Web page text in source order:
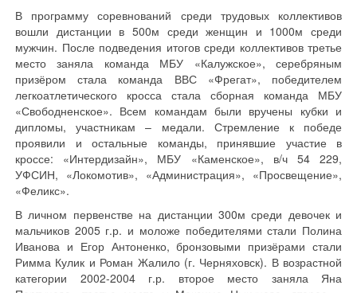
В программу соревнований среди трудовых коллективов
вошли дистанции в 500м среди женщин и 1000м среди
мужчин. После подведения итогов среди коллективов третье
место заняла команда МБУ «Калужское», серебряным
призёром стала команда ВВС «Фрегат», победителем
легкоатлетического кросса стала сборная команда МБУ
«Свободненское». Всем командам были вручены кубки и
дипломы, участникам – медали. Стремление к победе
проявили и остальные команды, принявшие участие в
кроссе: «Интердизайн», МБУ «Каменское», в/ч 54 229,
УФСИН, «Локомотив», «Администрация», «Просвещение»,
«Феликс».
В личном первенстве на дистанции 300м среди девочек и
мальчиков 2005 г.р. и моложе победителями стали Полина
Иванова и Егор Антоненко, бронзовыми призёрами стали
Римма Кулик и Роман Жалило (г. Черняховск). В возрастной
категории 2002-2004 г.р. второе место заняла Яна